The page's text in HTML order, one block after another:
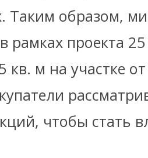
Таким образом,
рамках проекта
м на участке
чтобы стать